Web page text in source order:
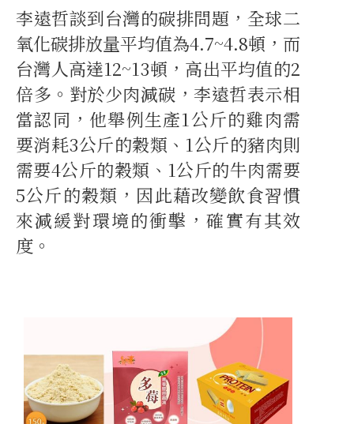
李遠哲談到台灣的碳排問題，全球二
氧化碳排放量平均值為4.7~4.8頓，而
台灣人高達12~13頓，高出平均值的2
倍多。對於少肉減碳，李遠哲表示相
當認同，他舉例生產1公斤的雞肉需
要消耗3公斤的穀類、1公斤的豬肉則
需要4公斤的穀類、1公斤的牛肉需要
5公斤的穀類，因此藉改變飲食習慣
來減緩對環境的衝擊，確實有其效
度。